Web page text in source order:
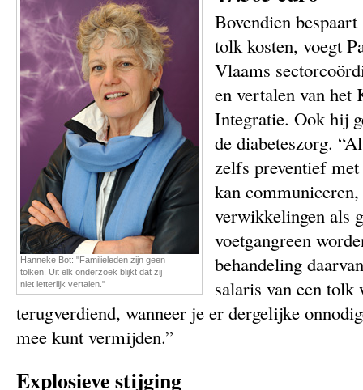
Hanneke Bot: "Familieleden zijn geen
tolken. Uit elk onderzoek blijkt dat zij
niet letterlijk vertalen."
Bovendien
tolk kosten, voegt
Vlaams
en vertalen van
Integratie. Ook hij
de diabeteszorg.
zelfs preventief
kan
verwikkelingen als
voetgangreen
behandeling
salaris van een
terugverdiend, wanneer je er dergelijke
mee kunt vermijden.”
Explosieve stijging